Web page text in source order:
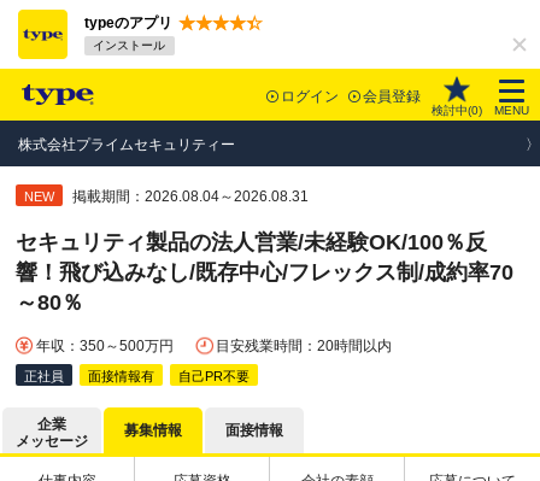
typeのアプリ
インストール
ログイン 会員登録
検討中(0) MENU
株式会社プライムセキュリティー
NEW 掲載期間：2026.08.04～2026.08.31
セキュリティ製品の法人営業/未経験OK/100％反
響！飛び込みなし/既存中心/フレックス制/成約率70
～80％
年収：350～500万円 目安残業時間：20時間以内
正社員 面接情報有 自己PR不要
企業
メッセージ
募集情報 面接情報